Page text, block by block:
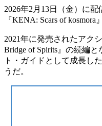
2026年2月13日（金）に配
『KENA: Scars of kosmora
2021年に発売されたアク
Bridge of Spirits』の続編と
ト・ガイドとして成長した
うだ。